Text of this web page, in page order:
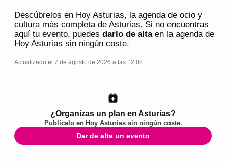
Descúbrelos en Hoy Asturias, la agenda de ocio y
cultura más completa de Asturias. Si no encuentras
aquí tu evento, puedes darlo de altaen la agenda de
Hoy Asturias sin ningún coste.
Actualizado el 7 de agosto de 2026 a las 12:08
¿Organizas un plan en Asturias?
Publícalo en Hoy Asturiassin ningún coste.
Dar de alta un evento